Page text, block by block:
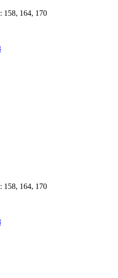
: 158, 164, 170
: 158, 164, 170